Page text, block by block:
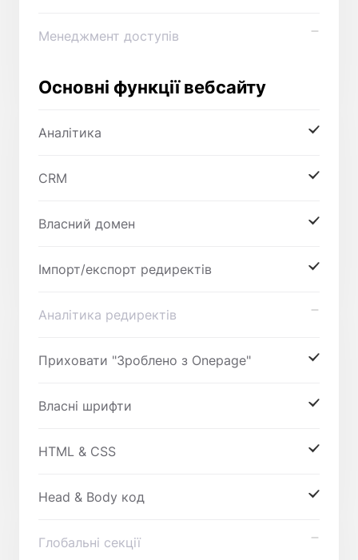
Менеджмент доступів
Основні функції вебсайту
Аналітика
CRM
Власний домен
Імпорт/експорт редиректів
Аналітика редиректів
Приховати "Зроблено з Onepage"
Власні шрифти
HTML & CSS
Head & Body код
Глобальні секції